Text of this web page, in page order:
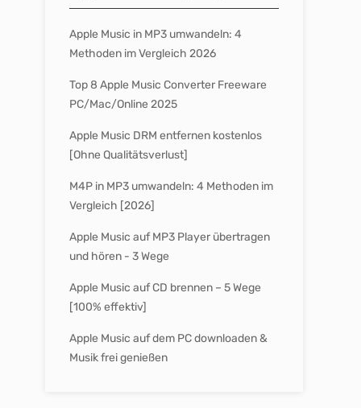
Apple Music in MP3 umwandeln: 4
Methoden im Vergleich 2026
Top 8 Apple Music Converter Freeware
PC/Mac/Online 2025
Apple Music DRM entfernen kostenlos
[Ohne Qualitätsverlust]
M4P in MP3 umwandeln: 4 Methoden im
Vergleich [2026]
Apple Music auf MP3 Player übertragen
und hören - 3 Wege
Apple Music auf CD brennen – 5 Wege
[100% effektiv]
Apple Music auf dem PC downloaden &
Musik frei genießen